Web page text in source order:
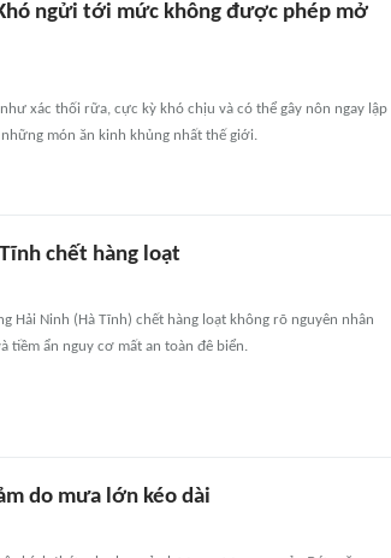
ngửi tới mức không được phép mở
xác thối rữa, cực kỳ khó chịu và có thể gây nôn ngay lập
món ăn kinh khủng nhất thế giới.
chết hàng loạt
Hải Ninh (Hà Tĩnh) chết hàng loạt không rõ nguyên nhân
tiềm ẩn nguy cơ mất an toàn đê biển.
do mưa lớn kéo dài